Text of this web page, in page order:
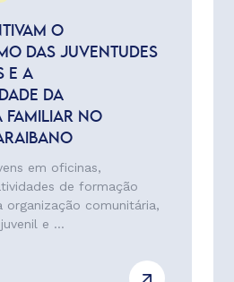
O
DAS JUVENTUDES
E A
DA
FAMILIAR NO
em oficinas,
de formação
organização comunitária,
e ...